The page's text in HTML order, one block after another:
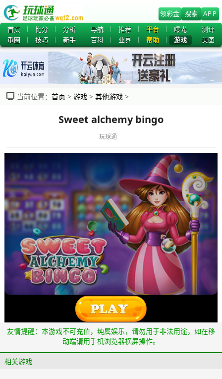
领彩金 搜索
APP
首页
比分 分析 导航 推荐 平台 曝光
测评
币圈
技巧 新手 百科 业界 帮助 游戏 美图
当前位置： 首页 > 游戏 > 其他游戏 >
Sweet alchemy bingo
玩球通
友情提醒：本游戏不可充值，纯属娱乐，请勿用于非法用途，如在移
动端请用手机浏览器横屏操作。
相关游戏